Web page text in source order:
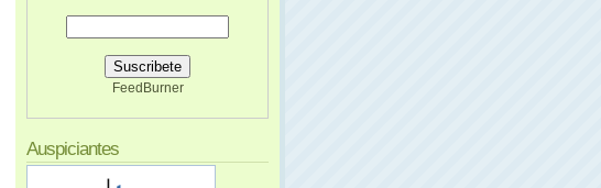
FeedBurner
Auspiciantes